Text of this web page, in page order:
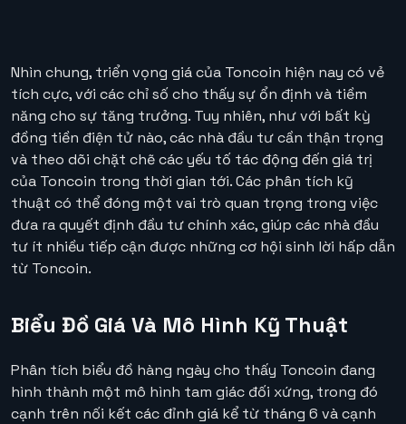
Nhìn chung, triển vọng giá của Toncoin hiện nay có vẻ
tích cực, với các chỉ số cho thấy sự ổn định và tiềm
năng cho sự tăng trưởng. Tuy nhiên, như với bất kỳ
đồng tiền điện tử nào, các nhà đầu tư cần thận trọng
và theo dõi chặt chẽ các yếu tố tác động đến giá trị
của Toncoin trong thời gian tới. Các phân tích kỹ
thuật có thể đóng một vai trò quan trọng trong việc
đưa ra quyết định đầu tư chính xác, giúp các nhà đầu
tư ít nhiều tiếp cận được những cơ hội sinh lời hấp dẫn
từ Toncoin.
Biểu Đồ Giá Và Mô Hình Kỹ Thuật
Phân tích biểu đồ hàng ngày cho thấy Toncoin đang
hình thành một mô hình tam giác đối xứng, trong đó
cạnh trên nối kết các đỉnh giá kể từ tháng 6 và cạnh